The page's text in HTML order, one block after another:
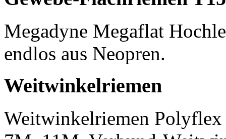
Megadyne Megaflat
endlos aus Neopren.
Weitwinkelriemen
Weitwinkelriemen